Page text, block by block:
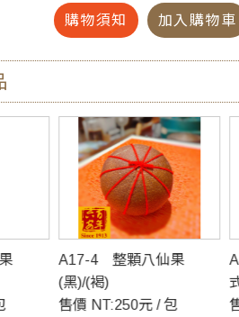
紅心芭樂為臺灣特有品種，富含維
堅持採用低溫烘乾製作而成
跟一般的白肉芭樂比起來，紅心芭
紅素，不僅吃得健康還有助美顏和
✓富含水果香氣且可品嘗到台灣紅心
購物須知 加入購物車
果
/ 包
A30 玫瑰潤顏茶包(沖
式)
售價 NT:300元 / 包